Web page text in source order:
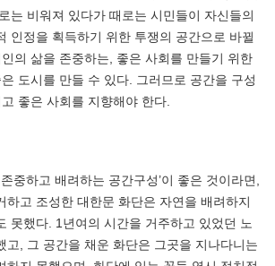
는 비워져 있다가 때로는 시민들이 자신들의
인정을 획득하기 위한 투쟁의 공간으로 바뀔
의 삶을 존중하는, 좋은 사회를 만들기 위한
도시를 만들 수 있다. 그러므로 공간을 구성
좋은 사회를 지향해야 한다.
중하고 배려하는 공간구성’이 좋은 것이라면,
하고 조성한 대한문 화단은 자연을 배려하지
못했다. 1년여의 시간을 거주하고 있었던 노
고, 그 공간을 채운 화단은 그곳을 지나다니는